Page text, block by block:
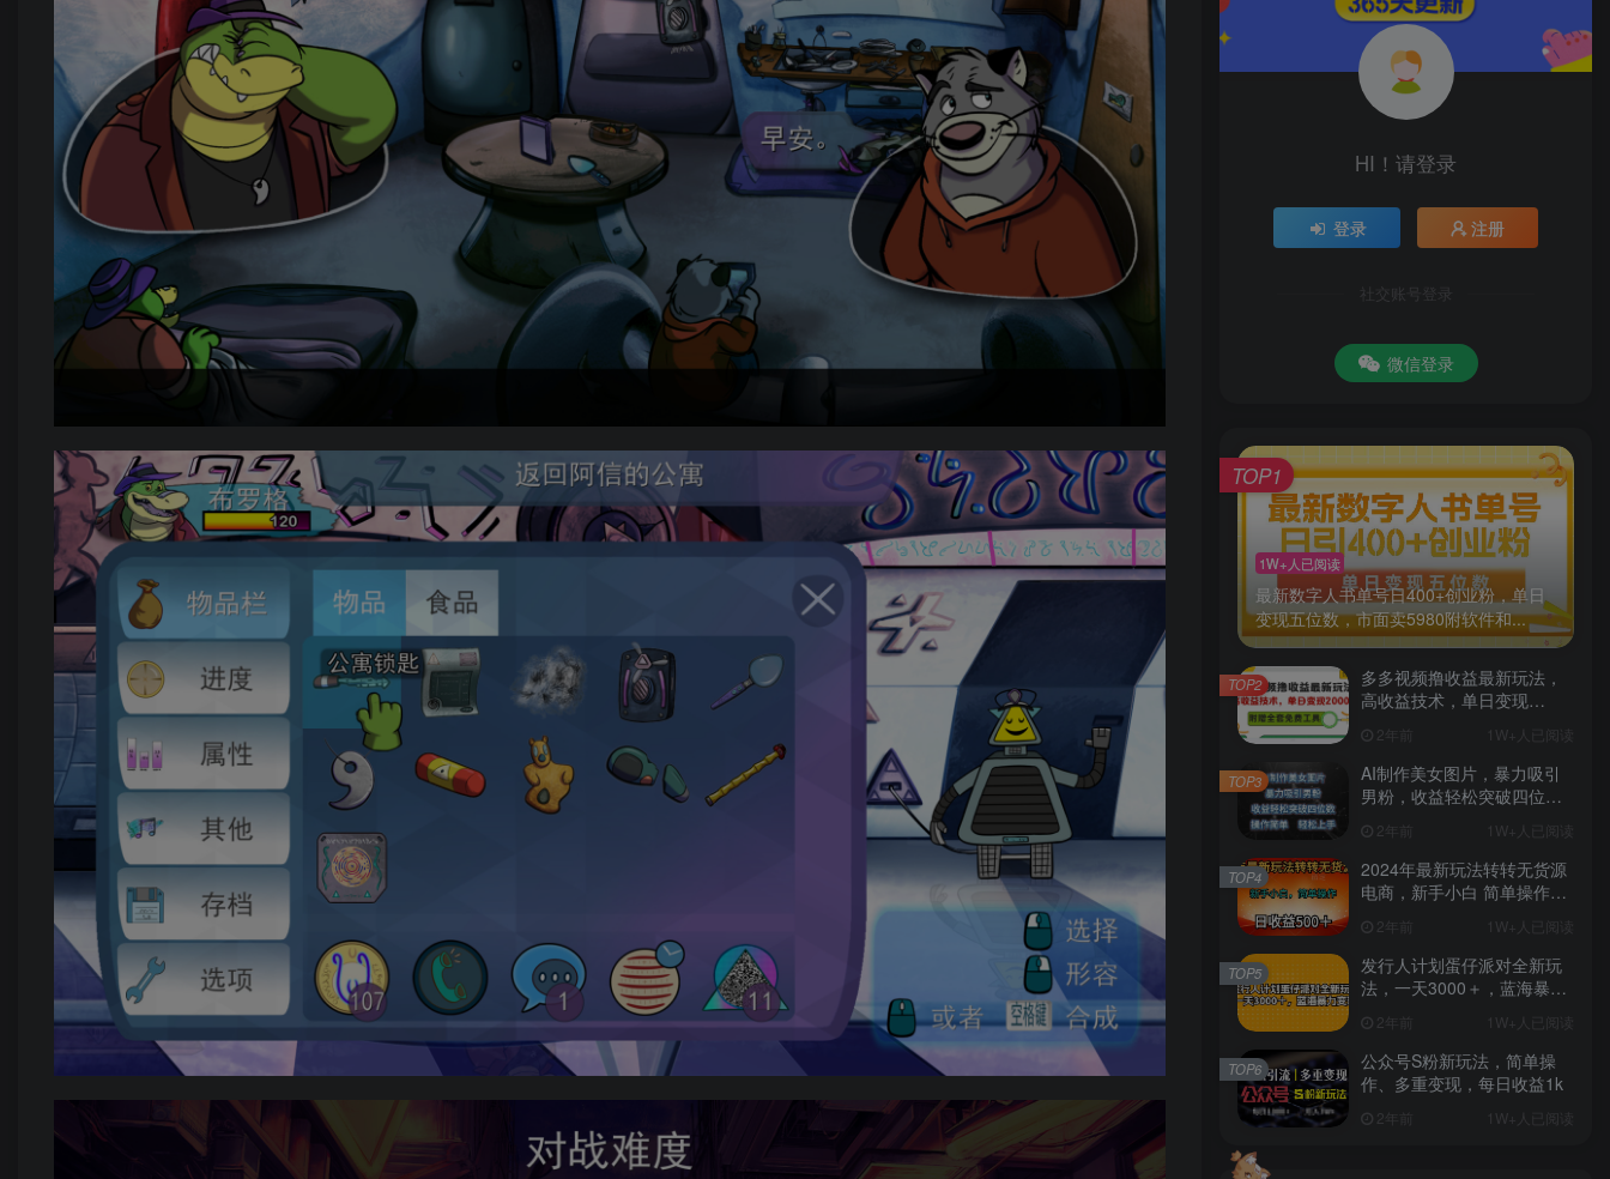
公众号S粉新玩法，简单操
作、多重变现，每日收益1k
2年前
TOP6
HI！请登录
登录 注册
社交账号登录
微信登录
1W+人已阅读
最新数字人书单号日400+创业粉，单日
变现五位数，市面卖5980附软件和...
TOP1
多多视频撸收益最新玩法，
高收益技术，单日变现
2年前 1W+人已阅读
TOP2
AI制作美女图片，暴力吸引
男粉，收益轻松突破四位
2年前 1W+人已阅读
TOP3
2024年最新玩法转转无货源
电商，新手小白 简单操作，
2年前 1W+人已阅读
TOP4
发行人计划蛋仔派对全新玩
法，一天3000＋，蓝海暴力
2年前 1W+人已阅读
TOP5
公众号S粉新玩法，简单操
作、多重变现，每日收益1k
2年前 1W+人已阅读
TOP6